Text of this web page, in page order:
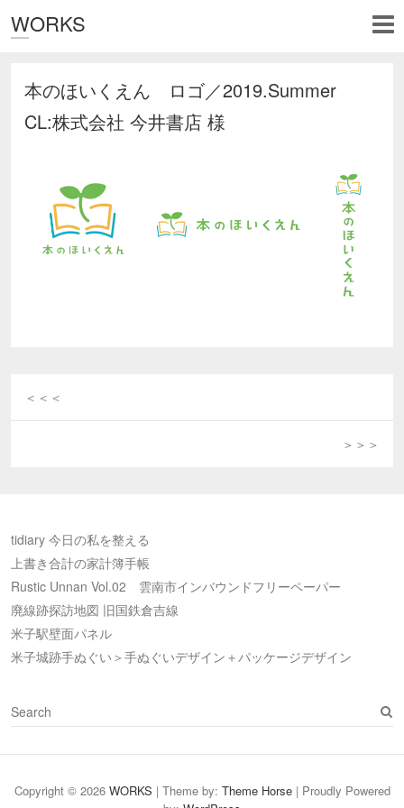
WORKS
本のほいくえん ロゴ／2019.Summer
CL:株式会社 今井書店 様
＜＜＜
Previous
＞＞＞
tidiary 今日の私を整える
上書き合計の家計簿手帳
Rustic Unnan Vol.02 雲南市インバウンドフリーペーパー
廃線跡探訪地図 旧国鉄倉吉線
米子駅壁面パネル
米子城跡手ぬぐい＞手ぬぐいデザイン＋パッケージデザイン
S
e
cCopyright © 2026 WORKS | Theme by: Theme Horse| Proudly Powered